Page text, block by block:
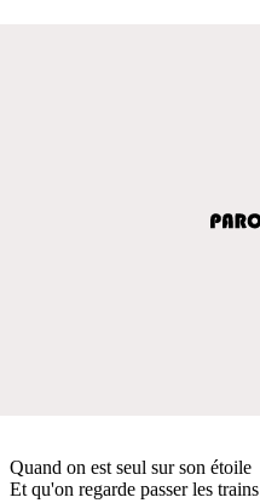
Quand on est seul sur son étoile
Et qu'on regarde passer les trains